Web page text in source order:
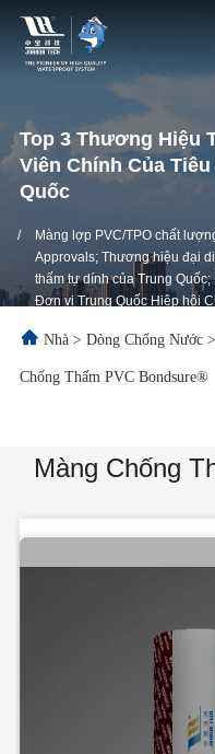
Top 3 Thương Hiệu
Viên Chính Của
Quốc
/
Màng lợp PVC/TPO chất
Approvals; Thương hiệu đại
thấm tự dính của Trung
Đơn vị Trung Quốc Hiệp hội
Nhà > Dòng Chống Nước >
Chống Thấm PVC Bondsure®
Màng Chống